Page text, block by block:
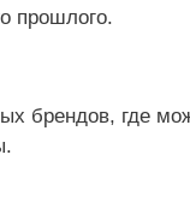
прошлого.
брендов, где